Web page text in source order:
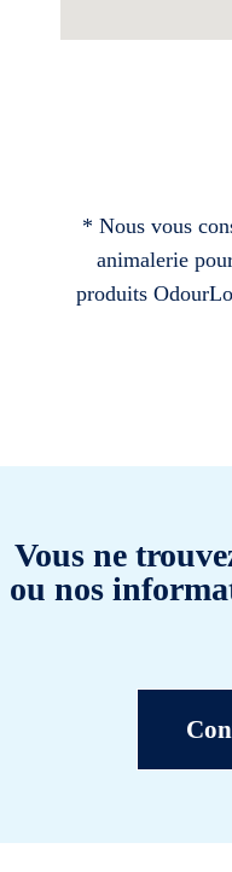
* Nous vous
animalerie
produits
Vous ne
ou nos